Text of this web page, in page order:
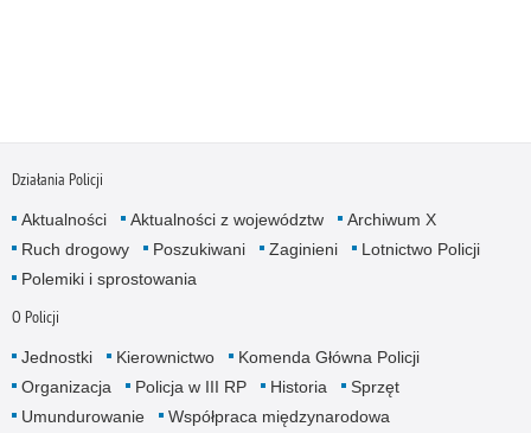
Działania Policji
Aktualności Aktualności z województw
Archiwum X
Ruch drogowy
Poszukiwani Zaginieni
Lotnictwo Policji
Polemiki i sprostowania
O Policji
Jednostki Kierownictwo
Komenda Główna Policji
Organizacja
Policja w III RP Historia
Sprzęt
Umundurowanie
Współpraca międzynarodowa